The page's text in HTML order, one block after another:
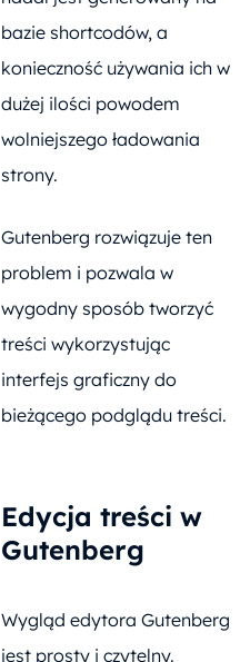
bazie shortcodów, a
konieczność używania ich w
dużej ilości powodem
wolniejszego ładowania
strony.
Gutenberg rozwiązuje ten
problem i pozwala w
wygodny sposób tworzyć
treści wykorzystując
interfejs graficzny do
bieżącego podglądu treści.
Edycja treści w
Gutenberg
Wygląd edytora Gutenberg
jest prosty i czytelny.